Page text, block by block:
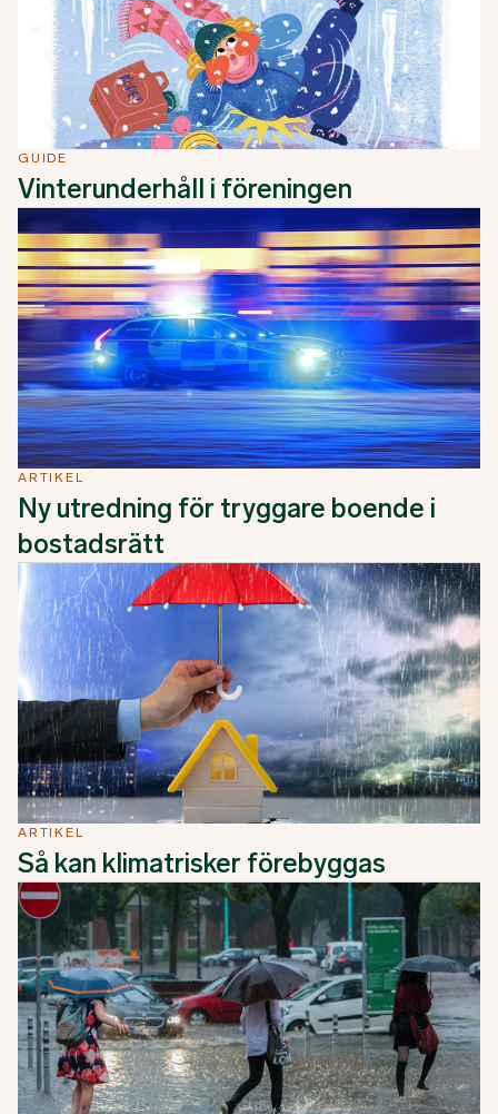
GUIDE
Vinterunderhåll i föreningen
ARTIKEL
Ny utredning för tryggare boende i
bostadsrätt
ARTIKEL
Så kan klimatrisker förebyggas